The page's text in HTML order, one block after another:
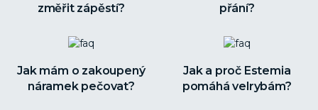
změřit zápěstí?
přání?
Jak mám o zakoupený
náramek pečovat?
Jak a proč Estemia
pomáhá velrybám?